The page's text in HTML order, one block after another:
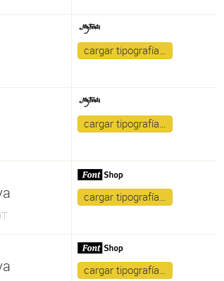
cargar tipografía…
cargar tipografía…
cargar tipografía…
cargar tipografía…